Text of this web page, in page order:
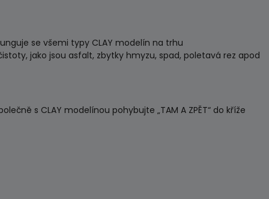
se všemi typy CLAY modelín na trhu
jako jsou asfalt, zbytky hmyzu, spad, poletavá rez apod
s CLAY modelínou pohybujte „TAM A ZPĚT“ do kříže